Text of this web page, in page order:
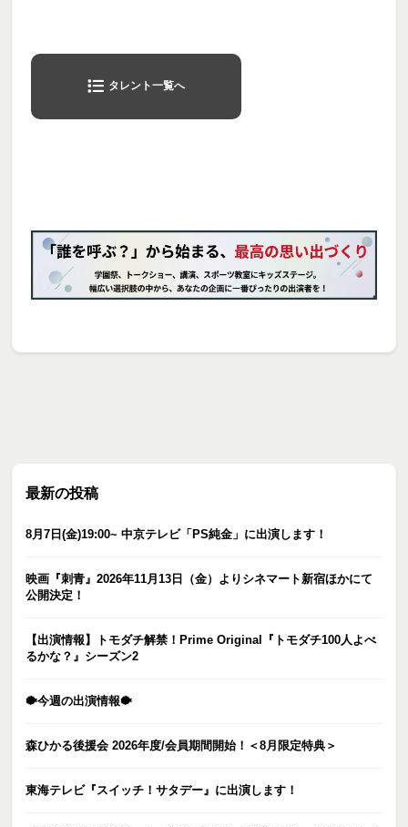
タレント一覧へ
最新の投稿
8月7日(金)19:00~ 中京テレビ「PS純金」に出演します！
映画『刺青』2026年11月13日（金）よりシネマート新宿ほかにて
公開決定！
【出演情報】トモダチ解禁！Prime Original『トモダチ100人よべ
るかな？』シーズン2
🐡今週の出演情報🐡
森ひかる後援会 2026年度/会員期間開始！＜8月限定特典＞
東海テレビ『スイッチ！サタデー』に出演します！